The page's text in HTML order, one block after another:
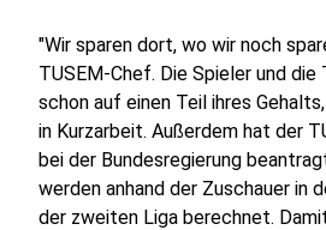
"Wir sparen dort, wo wir noch
TUSEM-Chef. Die Spieler und die
schon auf einen Teil ihres
in Kurzarbeit. Außerdem hat der
bei der Bundesregierung
werden anhand der Zuschauer in
der zweiten Liga berechnet.